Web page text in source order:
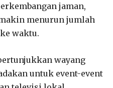
jaman,
menurun jumlah
waktu.
wayang
untuk event-event